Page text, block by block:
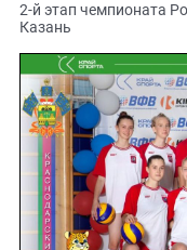
2-й этап чемпионата
Казань